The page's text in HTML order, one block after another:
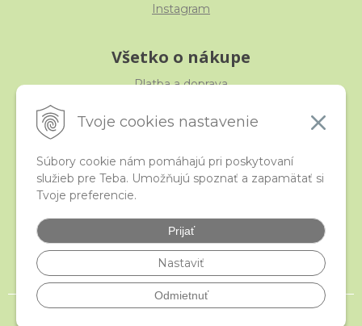
Tvoje cookies nastavenie
Súbory cookie nám pomáhajú pri poskytovaní
služieb pre Teba. Umožňujú spoznať a zapamätať si
Tvoje preferencie.
Prijať
Nastaviť
Odmietnuť
Instagram
Všetko o nákupe
Platba a doprava
Obchodné podmienky
iStraka
Veľkoobchod
Najčastejšie otázky
Certifikáty
© 2026 istraka.sk - najligotavejšie korálky a polodrahokamy široko ďaleko •